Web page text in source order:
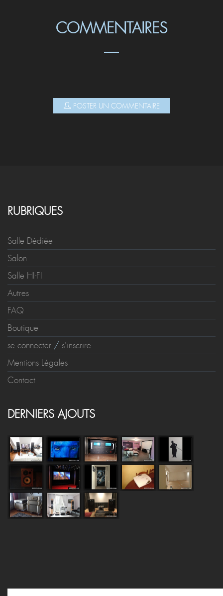
COMMENTAIRES
RUBRIQUES
Salle Dédiée
Salon
Salle HI-FI
Autres
FAQ
Boutique
se connecter/s'inscrire
Contact
DERNIERS AJOUTS